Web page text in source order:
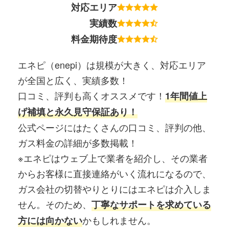
対応エリア
実績数
料金期待度
エネピ（enepi）は規模が大きく、対応エリア
が全国と広く、実績多数！
口コミ、評判も高くオススメです！ 1年間値上
げ補填と永久見守保証あり！
公式ページにはたくさんの口コミ、評判の他、
ガス料金の詳細が多数掲載！
※エネピはウェブ上で業者を紹介し、その業者
からお客様に直接連絡がいく流れになるので、
ガス会社の切替やりとりにはエネピは介入しま
せん。そのため、 丁寧なサポートを求めている
方には向かないかもしれません。